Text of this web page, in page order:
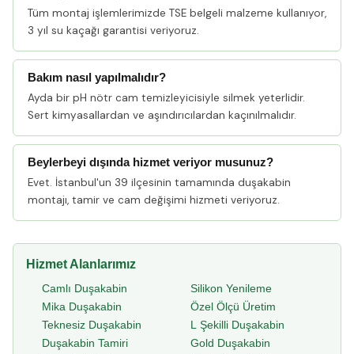
Tüm montaj işlemlerimizde TSE belgeli malzeme kullanıyor,
3 yıl su kaçağı garantisi veriyoruz.
Bakım nasıl yapılmalıdır?
Ayda bir pH nötr cam temizleyicisiyle silmek yeterlidir.
Sert kimyasallardan ve aşındırıcılardan kaçınılmalıdır.
Beylerbeyi dışında hizmet veriyor musunuz?
Evet. İstanbul'un 39 ilçesinin tamamında duşakabin
montajı, tamir ve cam değişimi hizmeti veriyoruz.
Hizmet Alanlarımız
Camlı Duşakabin
Mika Duşakabin
Teknesiz Duşakabin
Duşakabin Tamiri
Silikon Yenileme
Özel Ölçü Üretim
L Şekilli Duşakabin
Gold Duşakabin